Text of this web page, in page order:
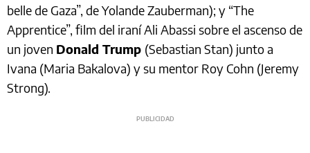
belle de Gaza”, de Yolande Zauberman); y “The
Apprentice”, film del iraní Ali Abassi sobre el ascenso de
un joven Donald Trump (Sebastian Stan) junto a
Ivana (Maria Bakalova) y su mentor Roy Cohn (Jeremy
Strong).